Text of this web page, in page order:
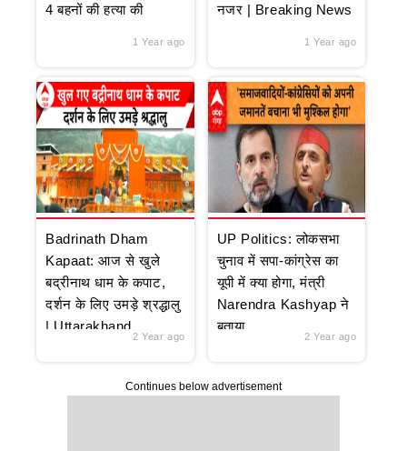
4 बहनों की हत्या की
1 Year ago
नजर | Breaking News
1 Year ago
Badrinath Dham
Kapaat: आज से खुले
बद्रीनाथ धाम के कपाट,
दर्शन के लिए उमड़े श्रद्धालु
| Uttarakhand
2 Year ago
UP Politics: लोकसभा
चुनाव में सपा-कांग्रेस का
यूपी में क्या होगा, मंत्री
Narendra Kashyap ने
बताया
2 Year ago
Continues below advertisement